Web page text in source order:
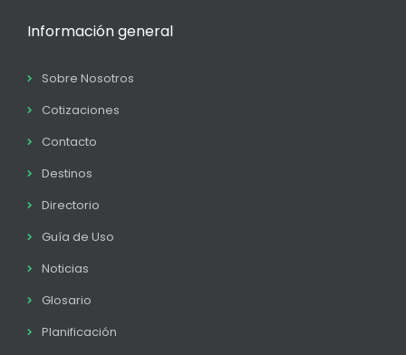
Información general
Sobre Nosotros
Cotizaciones
Contacto
Destinos
Directorio
Guía de Uso
Noticias
Glosario
Planificación